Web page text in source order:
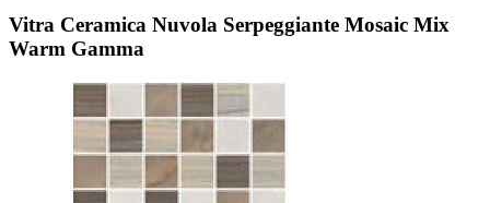
Vitra Ceramica Nuvola Serpeggiante Mosaic Mix
Warm Gamma